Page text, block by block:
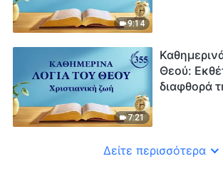
9:14
7:21
Θεού:
διαφθορά
Δείτε περισσότερα